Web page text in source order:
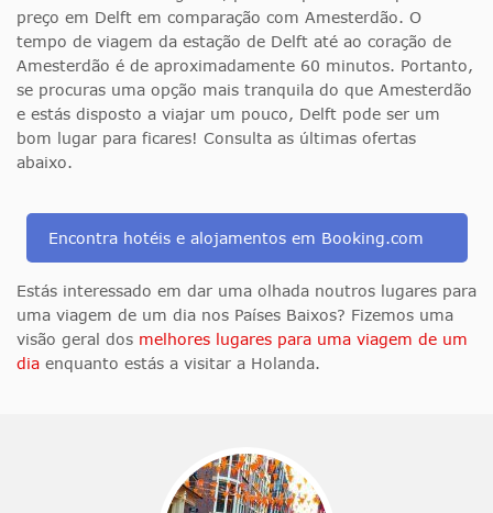
preço em Delft em comparação com Amesterdão. O
tempo de viagem da estação de Delft até ao coração de
Amesterdão é de aproximadamente 60 minutos. Portanto,
se procuras uma opção mais tranquila do que Amesterdão
e estás disposto a viajar um pouco, Delft pode ser um
bom lugar para ficares! Consulta as últimas ofertas
abaixo.
Encontra hotéis e alojamentos em Booking.com
Estás interessado em dar uma olhada noutros lugares para
uma viagem de um dia nos Países Baixos? Fizemos uma
visão geral dos melhores lugares para uma viagem de um
dia enquanto estás a visitar a Holanda.